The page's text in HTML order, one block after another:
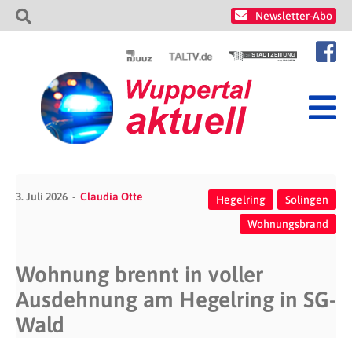
Newsletter-Abo
3. Juli 2026 Claudia Otte Hegelring
Solingen
Wohnungsbrand
Wohnung brennt in voller
Ausdehnung am Hegelring in SG-
Wald